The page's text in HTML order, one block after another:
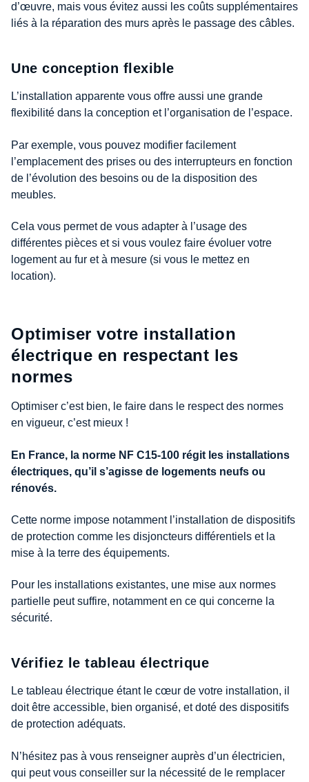
d’œuvre, mais vous évitez aussi les coûts supplémentaires
liés à la réparation des murs après le passage des câbles.
Une conception flexible
L’installation apparente vous offre aussi une grande
flexibilité dans la conception et l’organisation de l’espace.
Par exemple, vous pouvez modifier facilement
l’emplacement des prises ou des interrupteurs en fonction
de l’évolution des besoins ou de la disposition des
meubles.
Cela vous permet de vous adapter à l’usage des
différentes pièces et si vous voulez faire évoluer votre
logement au fur et à mesure (si vous le mettez en
location).
Optimiser votre installation
électrique en respectant les
normes
Optimiser c’est bien, le faire dans le respect des normes
en vigueur, c’est mieux !
En France, la norme NF C15-100 régit les installations
électriques, qu’il s’agisse de logements neufs ou
rénovés.
Cette norme impose notamment l’installation de dispositifs
de protection comme les disjoncteurs différentiels et la
mise à la terre des équipements.
Pour les installations existantes, une mise aux normes
partielle peut suffire, notamment en ce qui concerne la
sécurité.
Vérifiez le tableau électrique
Le tableau électrique étant le cœur de votre installation, il
doit être accessible, bien organisé, et doté des dispositifs
de protection adéquats.
N’hésitez pas à vous renseigner auprès d’un électricien,
qui peut vous conseiller sur la nécessité de le remplacer